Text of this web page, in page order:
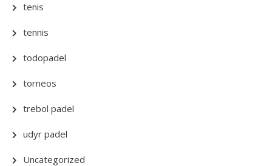
tenis
tennis
todopadel
torneos
trebol padel
udyr padel
Uncategorized